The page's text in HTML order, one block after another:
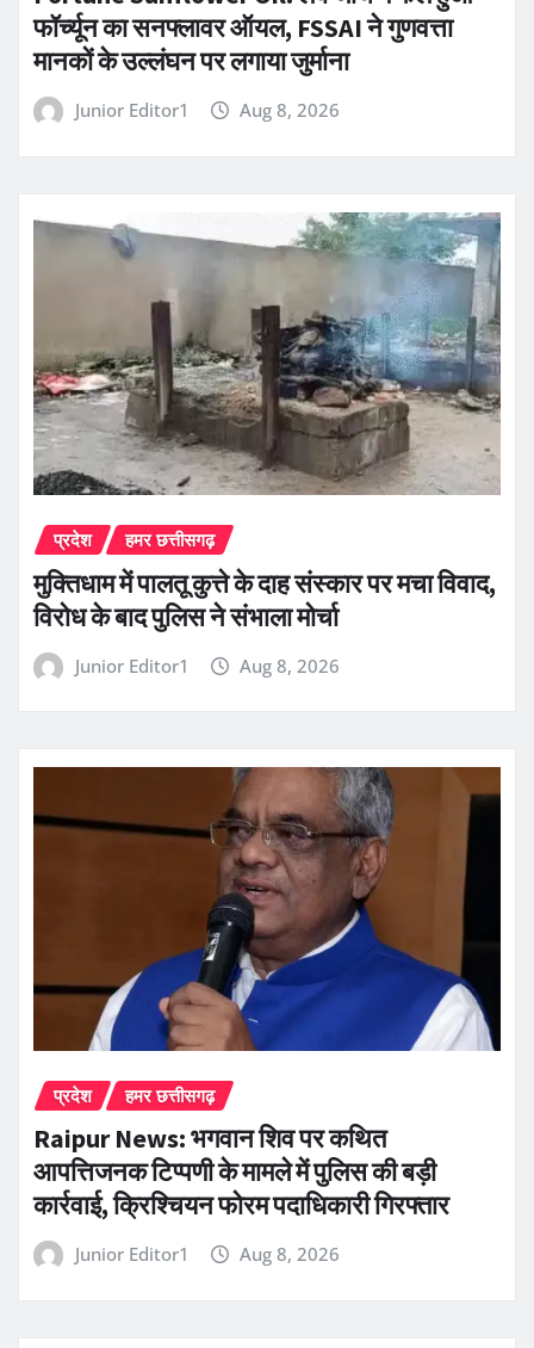
फॉर्च्यून का सनफ्लावर ऑयल, FSSAI ने गुणवत्ता
मानकों के उल्लंघन पर लगाया जुर्माना
Junior Editor1 Aug 8, 2026
प्रदेश हमर छत्तीसगढ़
मुक्तिधाम में पालतू कुत्ते के दाह संस्कार पर मचा विवाद,
विरोध के बाद पुलिस ने संभाला मोर्चा
Junior Editor1 Aug 8, 2026
प्रदेश हमर छत्तीसगढ़
Raipur News: भगवान शिव पर कथित
आपत्तिजनक टिप्पणी के मामले में पुलिस की बड़ी
कार्रवाई, क्रिश्चियन फोरम पदाधिकारी गिरफ्तार
Junior Editor1 Aug 8, 2026